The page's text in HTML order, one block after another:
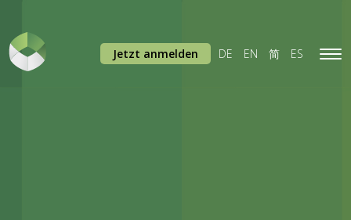
Jetzt anmelden DE EN 简 ES